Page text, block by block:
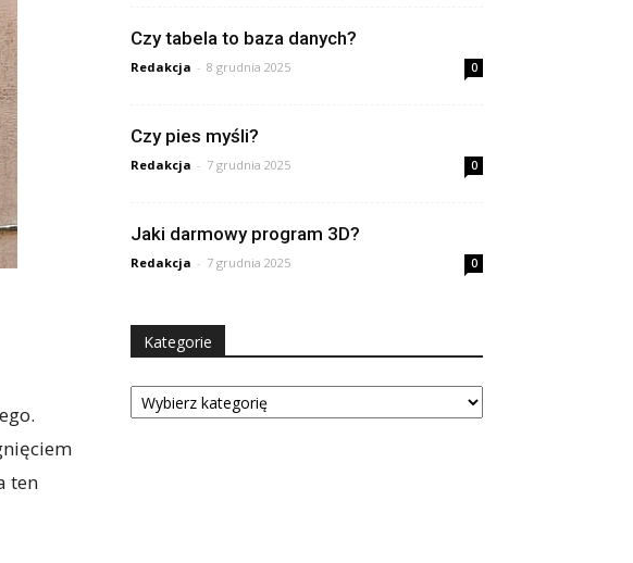
ten
Czy tabela to baza danych?
Redakcja - 8 grudnia 2025 0
Czy pies myśli?
Redakcja - 7 grudnia 2025 0
Jaki darmowy program 3D?
Redakcja - 7 grudnia 2025 0
Kategorie
Kategorie